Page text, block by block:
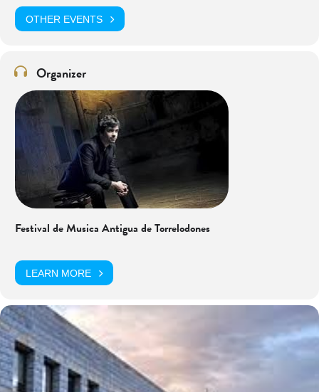
OTHER EVENTS
Organizer
Festival de Musica Antigua de Torrelodones
LEARN MORE